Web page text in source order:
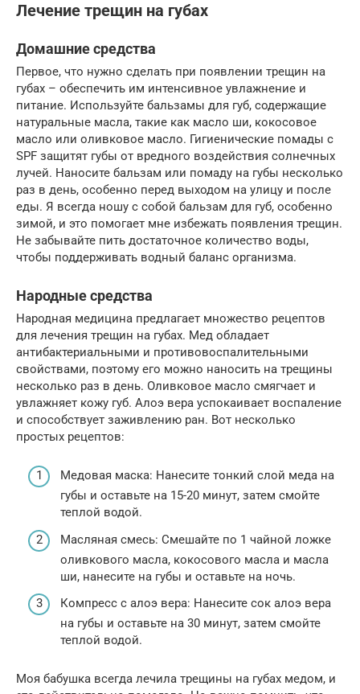
Лечение трещин на губах
Домашние средства
Первое, что нужно сделать при появлении трещин на
губах – обеспечить им интенсивное увлажнение и
питание. Используйте бальзамы для губ, содержащие
натуральные масла, такие как масло ши, кокосовое
масло или оливковое масло. Гигиенические помады с
SPF защитят губы от вредного воздействия солнечных
лучей. Наносите бальзам или помаду на губы несколько
раз в день, особенно перед выходом на улицу и после
еды. Я всегда ношу с собой бальзам для губ, особенно
зимой, и это помогает мне избежать появления трещин.
Не забывайте пить достаточное количество воды,
чтобы поддерживать водный баланс организма.
Народные средства
Народная медицина предлагает множество рецептов
для лечения трещин на губах. Мед обладает
антибактериальными и противовоспалительными
свойствами, поэтому его можно наносить на трещины
несколько раз в день. Оливковое масло смягчает и
увлажняет кожу губ. Алоэ вера успокаивает воспаление
и способствует заживлению ран. Вот несколько
простых рецептов:
Медовая маска: Нанесите тонкий слой меда на
губы и оставьте на 15-20 минут, затем смойте
теплой водой.
Масляная смесь: Смешайте по 1 чайной ложке
оливкового масла, кокосового масла и масла
ши, нанесите на губы и оставьте на ночь.
Компресс с алоэ вера: Нанесите сок алоэ вера
на губы и оставьте на 30 минут, затем смойте
теплой водой.
Моя бабушка всегда лечила трещины на губах медом, и